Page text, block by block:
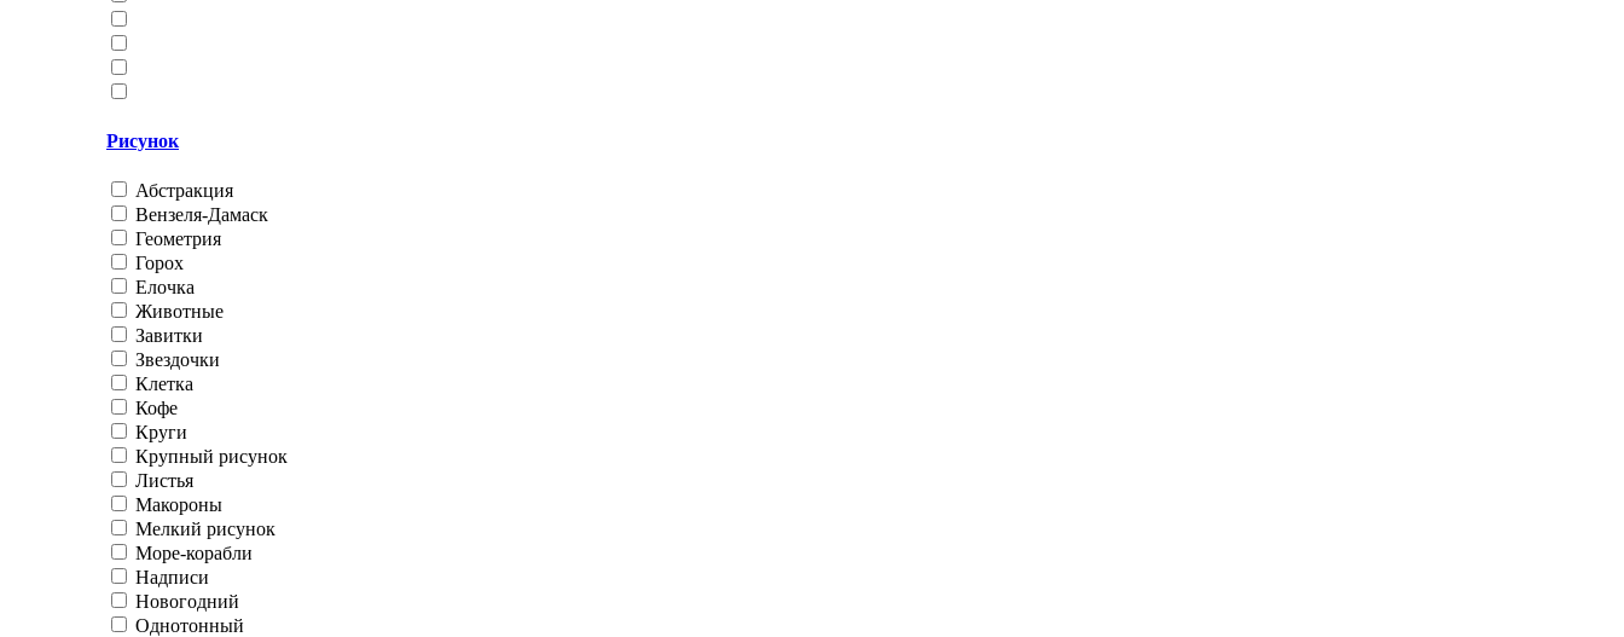
Рисунок
Абстракция
Вензеля-Дамаск
Геометрия
Горох
Елочка
Животные
Завитки
Звездочки
Клетка
Кофе
Круги
Крупный рисунок
Листья
Макороны
Мелкий рисунок
Море-корабли
Надписи
Новогодний
Однотонный